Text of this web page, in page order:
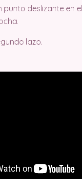
punto deslizante en
lazo.